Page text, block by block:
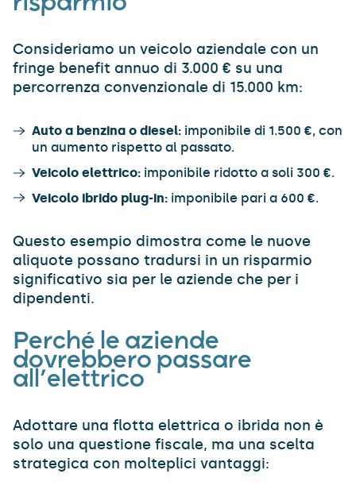
Consideriamo un veicolo aziendale con un
fringe benefit annuo di 3.000 € su una
percorrenza convenzionale di 15.000 km:
Auto a benzina o diesel: imponibile di 1.500 €, con
un aumento rispetto al passato.
Veicolo elettrico: imponibile ridotto a soli 300 €.
Veicolo ibrido plug-in: imponibile pari a 600 €.
Questo esempio dimostra come le nuove
aliquote possano tradursi in un risparmio
significativo sia per le aziende che per i
dipendenti.
Perché le aziende
dovrebbero passare
all’elettrico
Adottare una flotta elettrica o ibrida non è
solo una questione fiscale, ma una scelta
strategica con molteplici vantaggi: